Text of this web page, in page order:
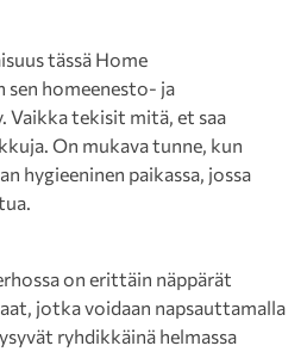
tässä Home
sen homeenesto- ja
Vaikka tekisit mitä, et saa
On mukava tunne, kun
hygieeninen paikassa, jossa
on erittäin näppärät
jotka voidaan napsauttamalla
ryhdikkäinä helmassa